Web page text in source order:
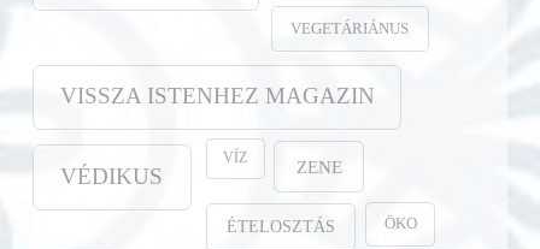
VEGETÁRIÁNUS
VISSZA ISTENHEZ MAGAZIN
VÉDIKUS
VÍZ ZENE
ÉTELOSZTÁS ÖKO